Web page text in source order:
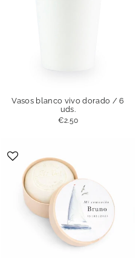
Vasos blanco vivo dorado / 6
uds.
€2.50